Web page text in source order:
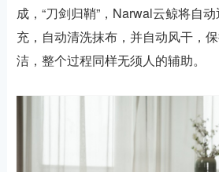
成，“刀剑归鞘”，Narwal云鲸将自
充，自动清洗抹布，并自动风干，
洁，整个过程同样无须人的辅助。